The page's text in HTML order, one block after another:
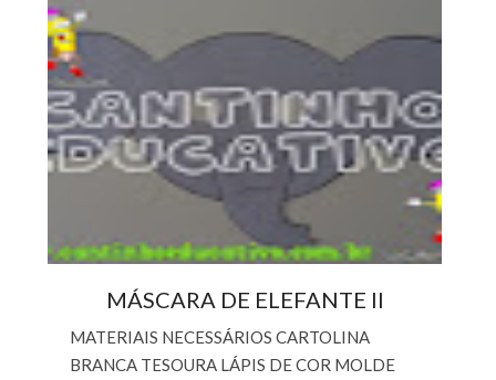
MÁSCARA DE ELEFANTE II
MATERIAIS NECESSÁRIOS CARTOLINA
BRANCA TESOURA LÁPIS DE COR MOLDE